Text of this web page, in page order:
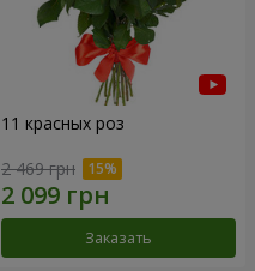
11 красных роз
2 469 грн
Заказать